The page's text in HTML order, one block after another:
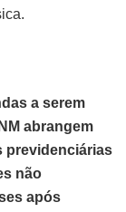
a serem
abrangem
previdenciárias
não
após